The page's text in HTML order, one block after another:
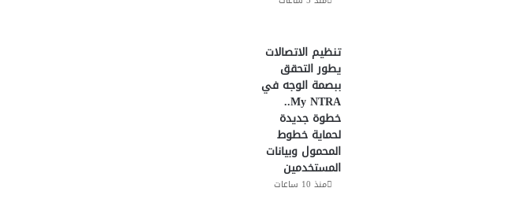
تنظيم الاتصالات
يطور التحقق
ببصمة الوجه في
My NTRA..
خطوة جديدة
لحماية خطوط
المحمول وبيانات
المستخدمين
منذ 10 ساعات